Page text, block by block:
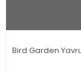
Bird Garden